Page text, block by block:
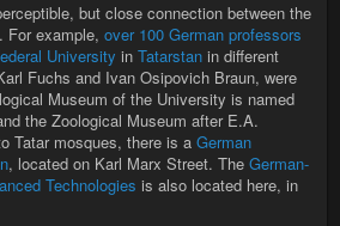
but close connection between the
For example, over 100 German professors
University in Tatarstan in different
Fuchs and Ivan Osipovich Braun, were
Museum of the University is named
the Zoological Museum after E.A.
Tatar mosques, there is a German
, located on Karl Marx Street. The German-
Technologies is also located here, in